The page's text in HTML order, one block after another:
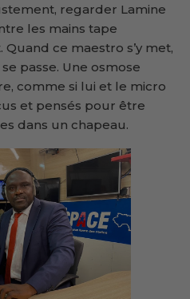
regarder Lamine
les mains tape
ce maestro s’y met,
passe. Une osmose
comme si lui et le micro
et pensés pour être
dans un chapeau.